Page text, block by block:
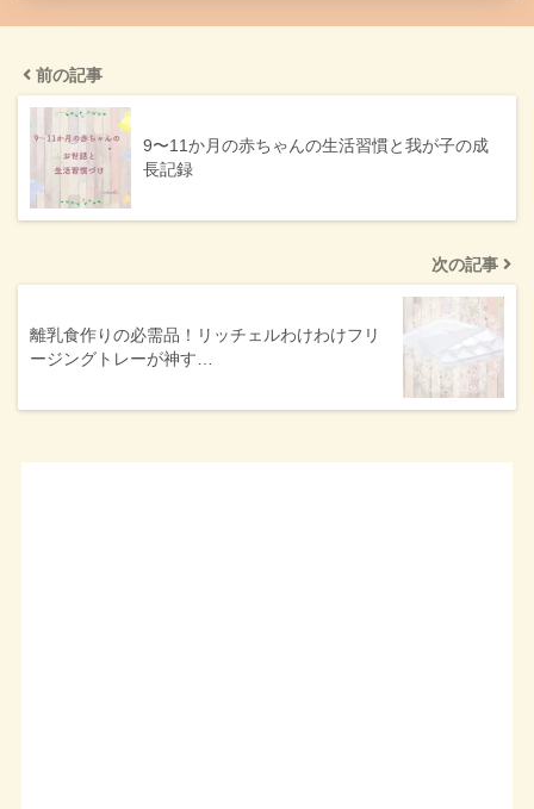
前の記事
9〜11か月の赤ちゃんの生活習慣と我が子の成
長記録
次の記事
離乳食作りの必需品！リッチェルわけわけフリ
ージングトレーが神す…